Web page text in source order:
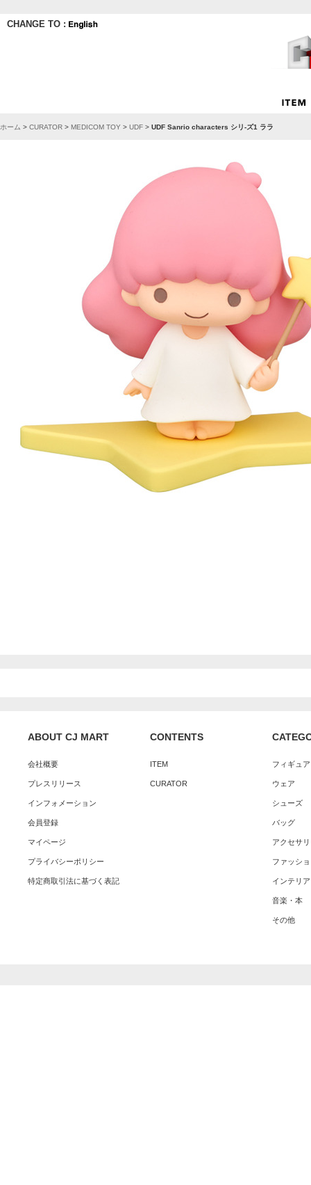
CHANGE TO :
ホーム > CURATOR > MEDICOM TOY > UDF > UDF Sanrio characters シリ-ズ1 ララ
ABOUT CJ MART
会社概要
プレスリリース
インフォメーション
会員登録
マイページ
プライバシーポリシー
特定商取引法に基づく表記
CONTENTS
ITEM
CURATOR
フィギュ
ウェア
シューズ
バッグ
アクセサ
ファッシ
インテリア
音楽・本
その他